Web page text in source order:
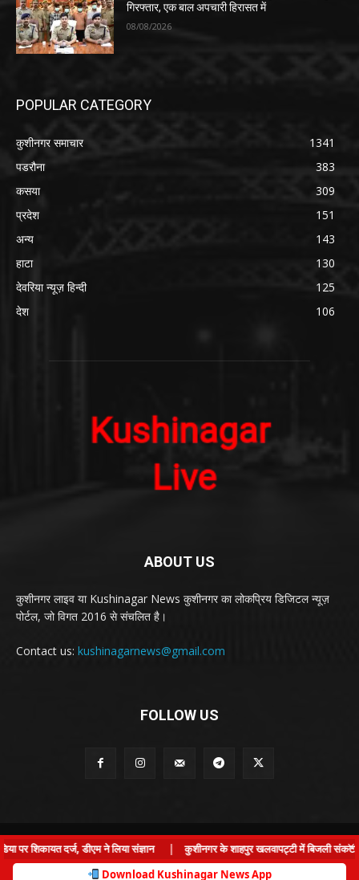
गिरफ्तार, एक बाल अपचारी हिरासत में
08/08/2026
POPULAR CATEGORY
कुशीनगर समाचार
1341
पडरौना
383
कसया
309
प्रदेश
151
अन्य
143
हाटा
130
देवरिया न्यूज़ हिन्दी
125
देश
106
ABOUT US
कुशीनगर लाइव या Kushinagar News कुशीनगर का लोकप्रिय डिजिटल न्यूज़
पोर्टल, जो विगत 2016 से संचलित है।
Contact us: kushinagarnews@gmail.com
FOLLOW US
© Kushinagar Live - 2022
Home About us Privacy Policy Contact us
×
शिकायत दर्ज, डीएम ने लिया संज्ञान
कुशीनगर के शाहपुर खलवापट्टी में बिजली संकट:
Download Kushinagar News App